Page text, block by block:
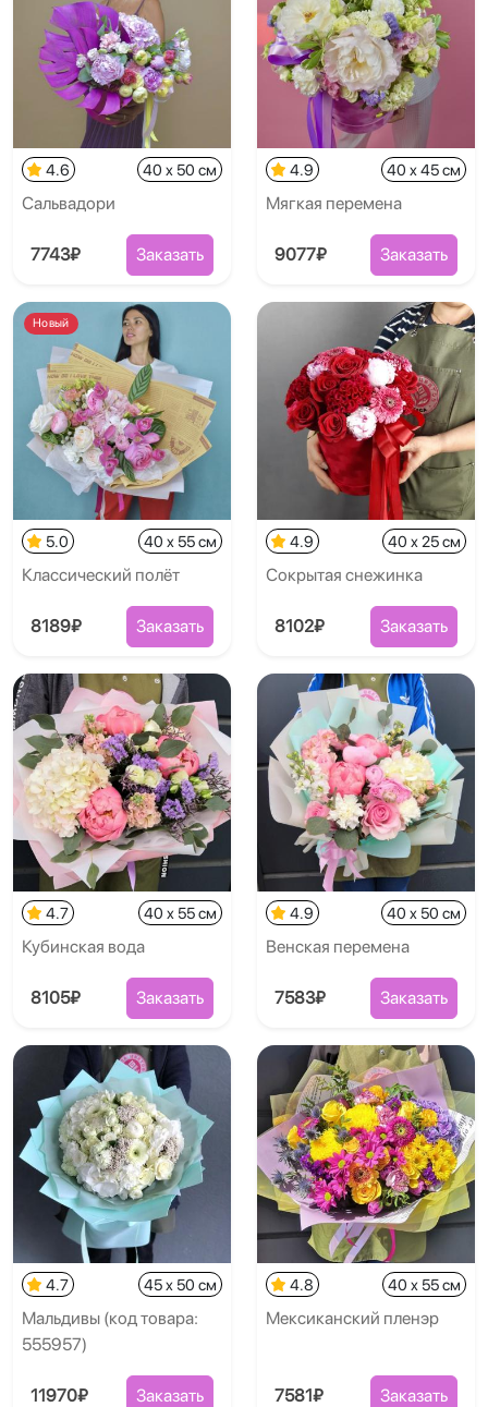
4.6 40 x 50 см
Сальвадори
7743₽ Заказать
4.9 40 x 45 см
Мягкая перемена
9077₽ Заказать
Новый
5.0 40 x 55 см
Классический полёт
8189₽ Заказать
4.9 40 x 25 см
Сокрытая снежинка
8102₽ Заказать
4.7 40 x 55 см
Кубинская вода
8105₽ Заказать
4.9 40 x 50 см
Венская перемена
7583₽ Заказать
4.7 45 x 50 см
Мальдивы (код товара:
555957)
11970₽ Заказать
4.8 40 x 55 см
Мексиканский пленэр
7581₽ Заказать